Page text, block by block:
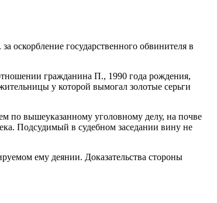
оскорбление государственного обвинителя в
гражданина П., 1990 года рождения,
у которой вымогал золотые серьги
по вышеуказанному уголовному делу, на почве
Подсудимый в судебном заседании вину не
ему деянии. Доказательства стороны